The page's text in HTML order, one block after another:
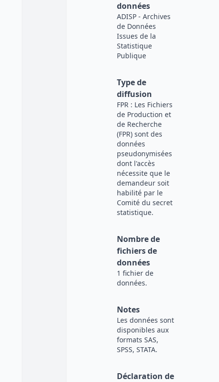
données
ADISP - Archives
de Données
Issues de la
Statistique
Publique
Type de
diffusion
FPR : Les Fichiers
de Production et
de Recherche
(FPR) sont des
données
pseudonymisées
dont l'accès
nécessite que le
demandeur soit
habilité par le
Comité du secret
statistique.
Nombre de
fichiers de
données
1 fichier de
données.
Notes
Les données sont
disponibles aux
formats SAS,
SPSS, STATA.
Déclaration de